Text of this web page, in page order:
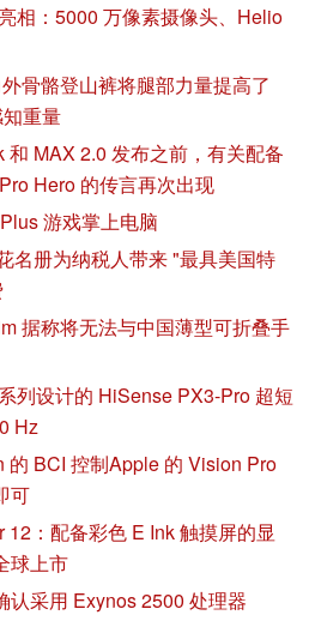
相：5000 万像素摄像头、Helio
骨骼登山裤将腿部力量提高了
重量
MAX 2.0 发布之前，有关配备
Hero 的传言再次出现
游戏掌上电脑
名册为纳税人带来 "最具美国特
据称将无法与中国薄型可折叠手
列设计的 HiSense PX3-Pro 超短
Hz
的 BCI 控制Apple 的 Vision Pro
可
：配备彩色 E Ink 触摸屏的显
球上市
认采用 Exynos 2500 处理器